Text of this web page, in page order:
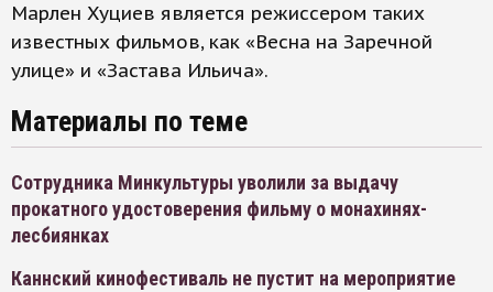
Марлен Хуциев является режиссером таких
известных фильмов, как «Весна на Заречной
улице» и «Застава Ильича».
Материалы по теме
Сотрудника Минкультуры уволили за выдачу
прокатного удостоверения фильму о монахинях-
лесбиянках
Каннский кинофестиваль не пустит на мероприятие